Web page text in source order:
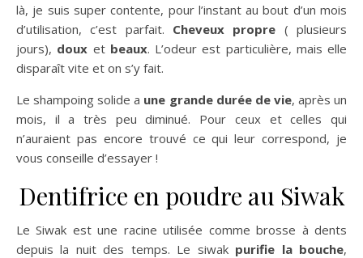
là, je suis super contente, pour l’instant au bout d’un mois
d’utilisation, c’est parfait. Cheveux propre ( plusieurs
jours), doux et beaux. L’odeur est particulière, mais elle
disparaît vite et on s’y fait.
Le shampoing solide a une grande durée de vie, après un
mois, il a très peu diminué. Pour ceux et celles qui
n’auraient pas encore trouvé ce qui leur correspond, je
vous conseille d’essayer !
Dentifrice en poudre au Siwak
Le Siwak est une racine utilisée comme brosse à dents
depuis la nuit des temps. Le siwak purifie la bouche,